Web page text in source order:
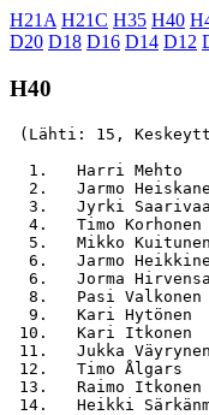
H21A H21C H35 H40
D20 D18 D16 D14 D12
H40
(Lähti: 15,
1.   Harri
2.   Jarmo
3.   Jyrki
4.   Timo
5.   Mikko
6.   Jarmo
6.   Jorma
8.   Pasi
9.   Kari Hytönen
10.   Kari
11.   Jukka
12.   Timo
13.   Raimo
14.   Heikki